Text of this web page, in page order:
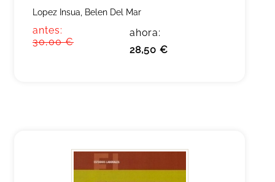
Lopez Insua, Belen Del Mar
antes:
30,00 €
ahora:
28,50 €